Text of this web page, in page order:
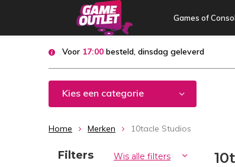
Games of
Voor 17:00 besteld, dinsdag geleverd
Kies een categorie
Home Merken 10tacle Studios
Sorteren op:
Filters Wis alle filters